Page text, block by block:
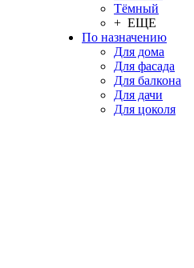
Тёмный
+ ЕЩЕ
По назначению
Для дома
Для фасада
Для балкона
Для дачи
Для цоколя